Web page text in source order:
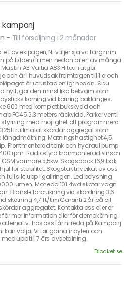
kampanj
- Till försäljning i 2 månader
ett av ekipagen, Ni väljer själva färg mm
på bilden/filmen nedan är en av många
AB Valtra A83 Hitech utgör
och är i huvudsak framtagen till 1:a och
är utrustad enligt nedan. Sisu
hytt, gör den minst lika bekväm som
körning vid körning baklänges,
600 med komplett bukskydd och
FC45 6,3 meters räckvidd. Parker ventil
styrning med möjlighet att programmera
rullmatat skördar aggregat som
längdmätning. Matningshastighet 4,5
Frontmonterad tank och hydraul pump
rpm. Radiostyrd kranmonterad vinsch
värmare 5,5kw. Skogsdäck 16,9 bak
för stabilitet. Skogstak tillverkat av oss
full sikt upp i gallringen. Led belysning
lumen. Moheda 101 4wd skotar vagn
Bränsle förbrukning vid skördning 3,6
skotning 4,7 lit/tim Garanti 2 år på all
aggregatet. Kontakta oss eller er
mer information eller för demokörning.
alternativt hos oss får ni reda på Kampanj
kan välja. Vi tar gärna inbyten och
upp till 7 års avbetalning.
Blocket.se